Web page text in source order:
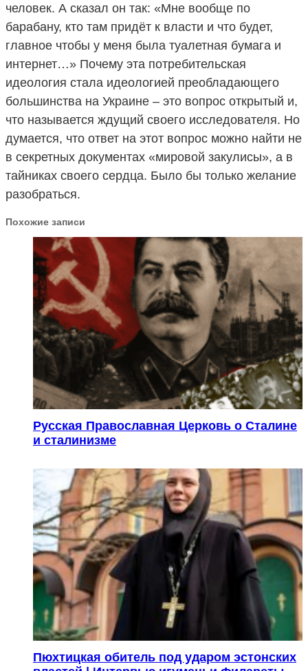
человек. А сказал он так: «Мне вообще по
барабану, кто там придёт к власти и что будет,
главное чтобы у меня была туалетная бумага и
интернет…» Почему эта потребительская
идеология стала идеологией преобладающего
большинства на Украине – это вопрос открытый и,
что называется ждущий своего исследователя. Но
думается, что ответ на этот вопрос можно найти не
в секретных документах «мировой закулисы», а в
тайниках своего сердца. Было бы только желание
разобраться.
Похожие записи
Русская Православная Церковь о Сталине
и сталинизме
Пюхтицкая обитель под ударом эстонских